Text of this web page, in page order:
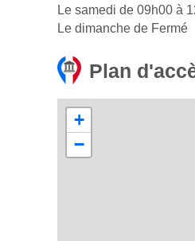
Le samedi de 09h00 à
Le dimanche de Fermé
Plan
+
−